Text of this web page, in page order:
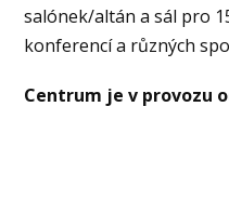
salónek/altán a sál pro
konferencí a různých
Centrum je v provozu